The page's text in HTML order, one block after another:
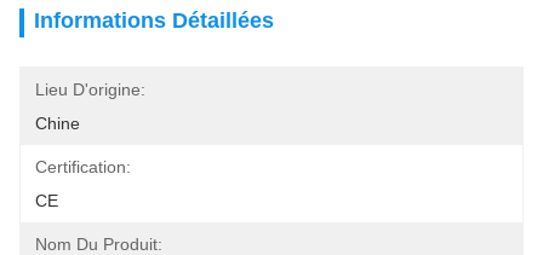
Informations Détaillées
Lieu D'origine:
Chine
Certification:
CE
Nom Du Produit: